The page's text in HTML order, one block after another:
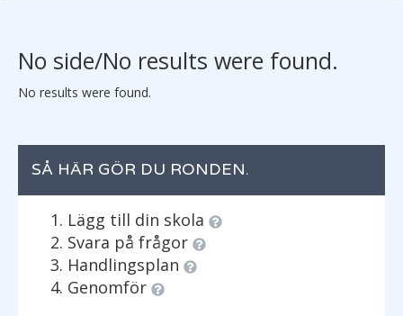
No side/No results were found.
No results were found.
SÅ HÄR GÖR DU RONDEN.
Lägg till din skola
Svara på frågor
Handlingsplan
Genomför